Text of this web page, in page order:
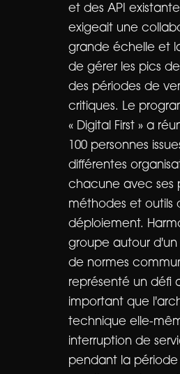
et des API
exigeait une
grande échelle et
de gérer les pics
des périodes de
critiques. Le
« Digital First » a
100 personnes
différentes
chacune avec ses
méthodes et outils
déploiement.
groupe autour
de normes
représenté un défi
important que
technique elle-
interruption de
pendant la période